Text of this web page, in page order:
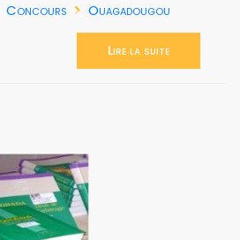
Concours Ouagadougou
Lire la suite